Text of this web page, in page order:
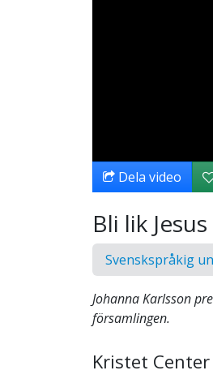
Dela video
Bli lik Jesus
Svenskspråkig
Johanna Karlsson
församlingen.
Kristet